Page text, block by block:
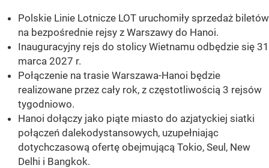
Polskie Linie Lotnicze LOT uruchomiły sprzedaż biletów
na bezpośrednie rejsy z Warszawy do Hanoi.
Inauguracyjny rejs do stolicy Wietnamu odbędzie się 31
marca 2027 r.
Połączenie na trasie Warszawa-Hanoi będzie
realizowane przez cały rok, z częstotliwością 3 rejsów
tygodniowo.
Hanoi dołączy jako piąte miasto do azjatyckiej siatki
połączeń dalekodystansowych, uzupełniając
dotychczasową ofertę obejmującą Tokio, Seul, New
Delhi i Bangkok.